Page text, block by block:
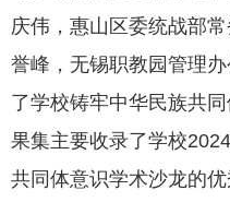
庆伟，惠山区委统战部
誉峰，无锡职教园管理
了学校铸牢中华民族共
果集主要收录了学校
共同体意识学术沙龙的